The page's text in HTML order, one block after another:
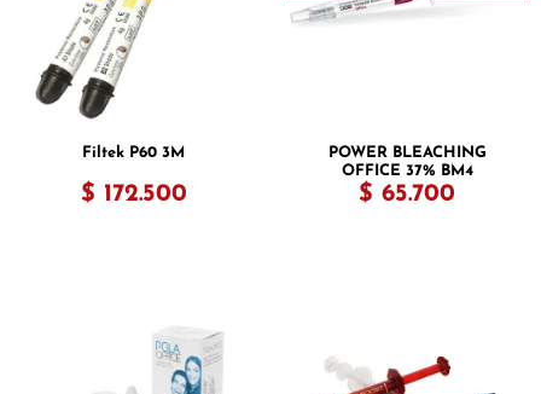
Filtek P60 3M
$ 172.500
POWER BLEACHING
OFFICE 37% BM4
$ 65.700